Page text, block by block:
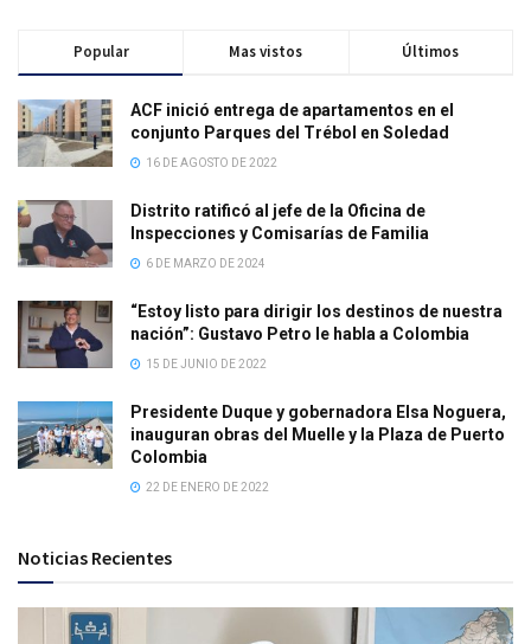
Popular Mas vistos Últimos
ACF inició entrega de apartamentos en el
conjunto Parques del Trébol en Soledad
16 DE AGOSTO DE 2022
Distrito ratificó al jefe de la Oficina de
Inspecciones y Comisarías de Familia
6 DE MARZO DE 2024
“Estoy listo para dirigir los destinos de nuestra
nación”: Gustavo Petro le habla a Colombia
15 DE JUNIO DE 2022
Presidente Duque y gobernadora Elsa Noguera,
inauguran obras del Muelle y la Plaza de Puerto
Colombia
22 DE ENERO DE 2022
Noticias Recientes